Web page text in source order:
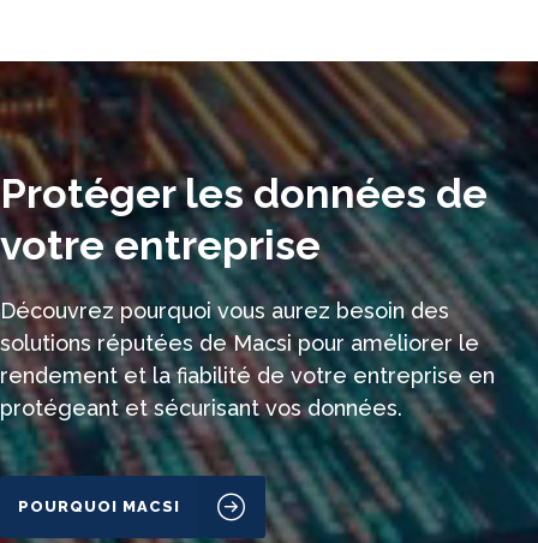
Protéger les données de
votre entreprise
Découvrez pourquoi vous aurez besoin des
solutions réputées de Macsi pour améliorer le
rendement et la fiabilité de votre entreprise en
protégeant et sécurisant vos données.
POURQUOI MACSI